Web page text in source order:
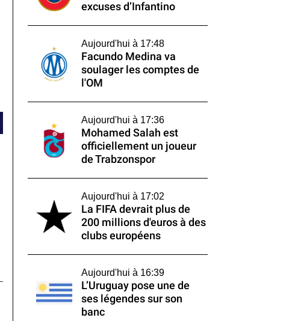
excuses d’Infantino
Aujourd'hui à 17:48
Facundo Medina va
soulager les comptes de
l'OM
Aujourd'hui à 17:36
Mohamed Salah est
officiellement un joueur
de Trabzonspor
Aujourd'hui à 17:02
La FIFA devrait plus de
200 millions d'euros à des
clubs européens
Aujourd'hui à 16:39
L’Uruguay pose une de
ses légendes sur son
banc